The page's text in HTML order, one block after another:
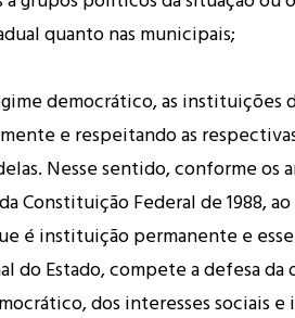
quanto nas municipais;
democrático, as instituições
e respeitando as
Nesse sentido, conforme os
Constituição Federal de 1988,
é instituição permanente e
do Estado, compete a defesa da
dos interesses sociais